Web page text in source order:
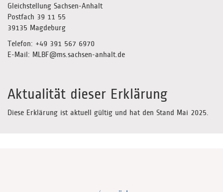
Gleichstellung Sachsen-Anhalt
Postfach 39 11 55
39135 Magdeburg
Telefon: +49 391 567 6970
E-Mail: MLBF@ms.sachsen-anhalt.de
Aktualität dieser Erklärung
Diese Erklärung ist aktuell gültig und hat den Stand Mai 2025.